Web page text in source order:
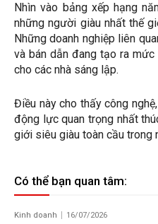
Nhìn vào bảng xếp hạng
những người giàu nhất thế
Những doanh nghiệp liên
và bán dẫn đang tạo ra
cho các nhà sáng lập.
Điều này cho thấy công
động lực quan trọng nhất
giới siêu giàu toàn cầu trong
Có thể bạn quan tâm:
Kinh doanh 16/07/2026